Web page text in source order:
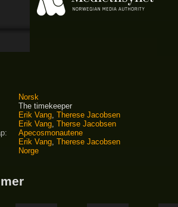
Norsk
The timekeeper
Erik Vang,
Therese Jacobsen
Erik Vang,
Therse Jacobsen
Apecosmonautene
Erik Vang,
Therese Jacobsen
Norge